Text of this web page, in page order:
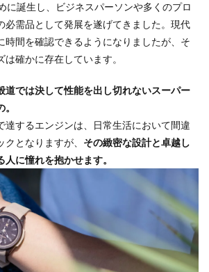
に誕生し、ビジネスパーソンや多くのプロ
必需品として発展を遂げてきました。現代
時間を確認できるようになりましたが、そ
確かに存在しています。
道では決して性能を出し切れないスーパー
達するエンジンは、日常生活において間違
となりますが、 その緻密な設計と卓越し
に憧れを抱かせます。